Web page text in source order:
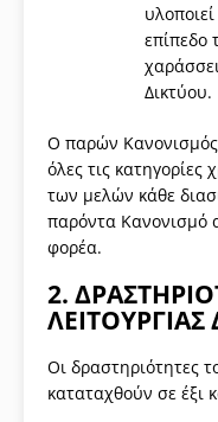
επίπεδο
Δικτύου.
Ο παρών Κανονισμός
όλες τις
των μελών κάθε
παρόντα Κανονισμό
φορέα.
2.
ΛΕΙΤΟΥΡΓΙΑΣ
Οι δραστηριότητες
καταταχθούν σε έξι